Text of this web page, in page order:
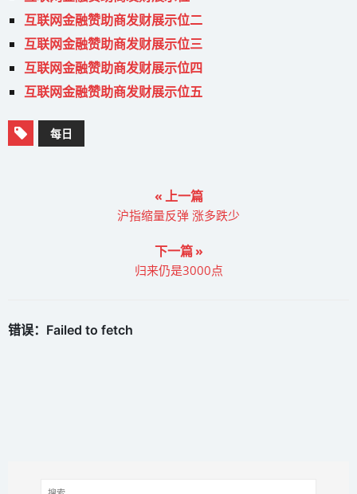
互联网金融赞助商发财展示位二
互联网金融赞助商发财展示位三
互联网金融赞助商发财展示位四
互联网金融赞助商发财展示位五
每日
« 上一篇
沪指缩量反弹 涨多跌少
下一篇 »
归来仍是3000点